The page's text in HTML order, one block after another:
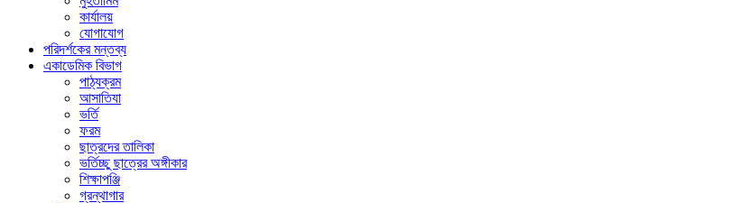
কার্যালয়
যোগাযোগ
পরিদর্শকের মন্তব্য
একাডেমিক বিভাগ
পাঠ্যক্রম
আসাতিযা
ভর্তি
ফরম
ছাত্রদের তালিকা
ভর্তিচ্ছু ছাত্রের অঙ্গীকার
শিক্ষাপঞ্জি
গ্রন্থাগার